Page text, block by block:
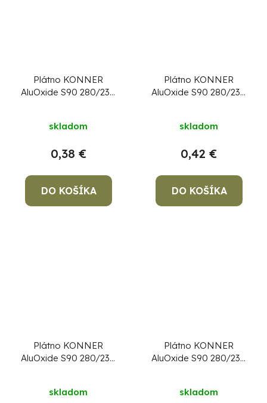
Plátno KONNER
AluOxide S90 280/230
skladom
0,38 €
DO KOŠÍKA
Plátno KONNER
AluOxide S90 280/230
skladom
0,42 €
DO KOŠÍKA
Plátno KONNER
AluOxide S90 280/230
skladom
Plátno KONNER
AluOxide S90 280/230
skladom